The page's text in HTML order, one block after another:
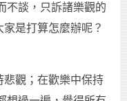
不談，只訴諸樂觀的
是打算怎麼辦呢？
悲觀；在歡樂中保持